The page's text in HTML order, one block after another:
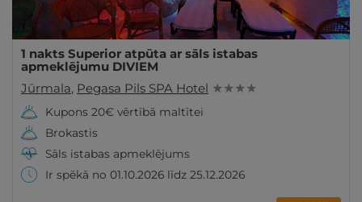
1 nakts Superior atpūta ar sāls istabas
apmeklējumu DIVIEM
Jūrmala, Pegasa Pils SPA Hotel ★ ★ ★ ★
Kupons 20€ vērtībā maltītei
Brokastis
Sāls istabas apmeklējums
Ir spēkā no 01.10.2026 līdz 25.12.2026